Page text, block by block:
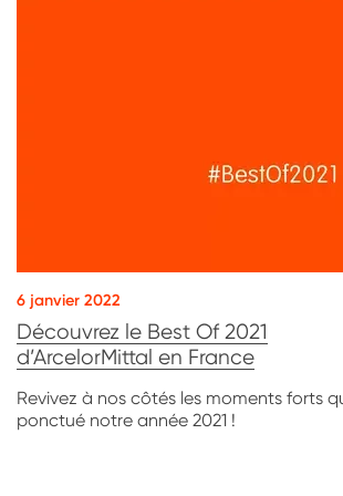
6 janvier 2022
Découvrez le Best Of 2021
d’ArcelorMittal en France
Revivez à nos côtés les moments forts
ponctué notre année 2021 !